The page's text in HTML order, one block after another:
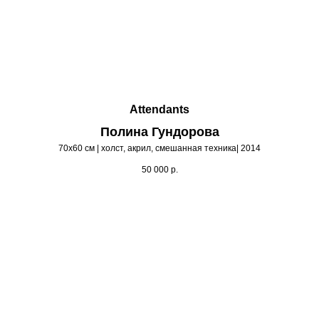
Attendants
Полина Гундорова
70х60 см | холст, акрил, смешанная техника| 2014
50 000 р.